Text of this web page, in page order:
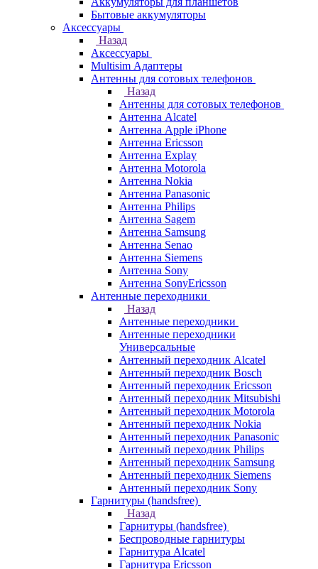
Бытовые аккумуляторы
Аксессуары
Назад
Аксессуары
Multisim Адаптеры
Антенны для сотовых телефонов
Назад
Антенны для сотовых телефонов
Антенна Alcatel
Антенна Apple iPhone
Антенна Ericsson
Антенна Explay
Антенна Motorola
Антенна Nokia
Антенна Panasonic
Антенна Philips
Антенна Sagem
Антенна Samsung
Антенна Senao
Антенна Siemens
Антенна Sony
Антенна SonyEricsson
Антенные переходники
Назад
Антенные переходники
Антенные переходники
Универсальные
Антенный переходник Alcatel
Антенный переходник Bosch
Антенный переходник Ericsson
Антенный переходник Mitsubishi
Антенный переходник Motorola
Антенный переходник Nokia
Антенный переходник Panasonic
Антенный переходник Philips
Антенный переходник Samsung
Антенный переходник Siemens
Антенный переходник Sony
Гарнитуры (handsfree)
Назад
Гарнитуры (handsfree)
Беспроводные гарнитуры
Гарнитура Alcatel
Гарнитура Ericsson